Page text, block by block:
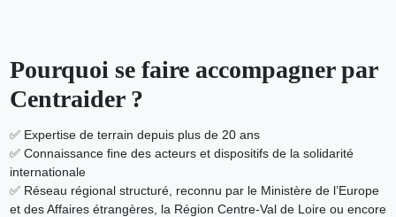
Pourquoi se faire accompagner par
Centraider ?
✅ Expertise de terrain depuis plus de 20 ans
✅ Connaissance fine des acteurs et dispositifs de la solidarité
internationale
✅ Réseau régional structuré, reconnu par le Ministère de l’Europe
et des Affaires étrangères, la Région Centre-Val de Loire ou encore